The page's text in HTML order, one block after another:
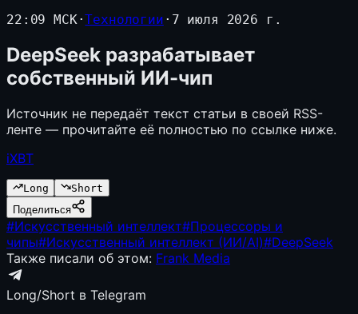
22:09 МСК·Технологии · 7 июля 2026 г.
DeepSeek разрабатывает
собственный ИИ-чип
Источник не передаёт текст статьи в своей RSS-
ленте — прочитайте её полностью по ссылке ниже.
iXBT
Long
Short
Поделиться
#Искусственный интеллект#Процессоры и
чипы#Искусственный интеллект (ИИ/AI)#DeepSeek
Также писали об этом: Frank Media
Long/Short в Telegram